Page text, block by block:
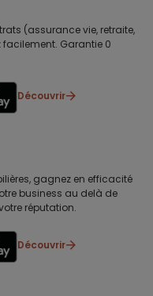
(assurance vie, retraite,
Garantie 0
Découvrir
gagnez en efficacité
business au delà de
réputation.
Découvrir